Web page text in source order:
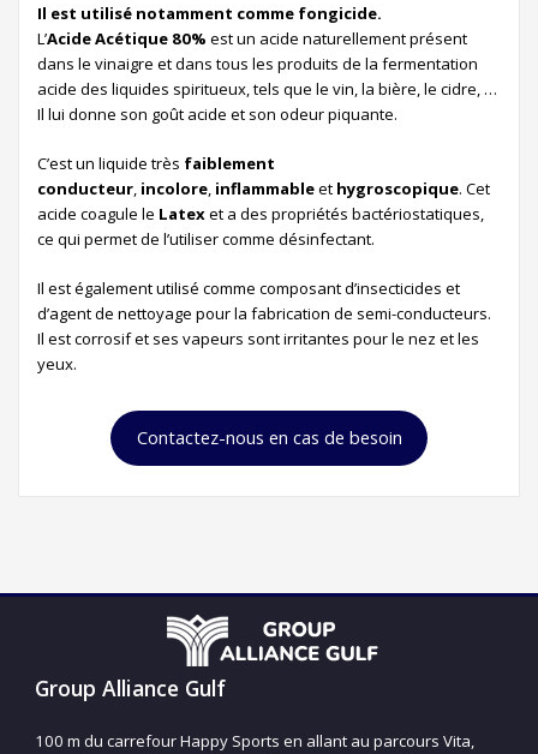
Il est utilisé notamment comme fongicide.
L’Acide Acétique 80% est un acide naturellement présent
dans le vinaigre et dans tous les produits de la fermentation
acide des liquides spiritueux, tels que le vin, la bière, le cidre, …
Il lui donne son goût acide et son odeur piquante.
C’est un liquide très faiblement
conducteur incolore inflammableet hygroscopique. Cet
acide coagule le Latexet a des propriétés bactériostatiques,
ce qui permet de l’utiliser comme désinfectant.
Il est également utilisé comme composant d’insecticides et
d’agent de nettoyage pour la fabrication de semi-conducteurs.
Il est corrosif et ses vapeurs sont irritantes pour le nez et les
yeux.
Contactez-nous en cas de besoin
Group Alliance Gulf
100 m du carrefour Happy Sports en allant au parcours Vita,